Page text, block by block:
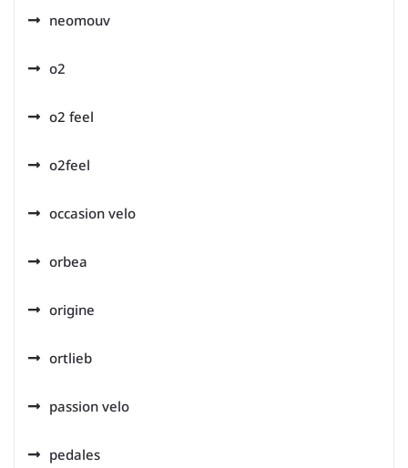
neomouv
o2
o2 feel
o2feel
occasion velo
orbea
origine
ortlieb
passion velo
pedales